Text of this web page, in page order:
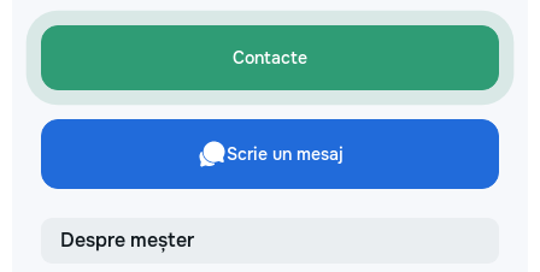
этот мир
заслуживает
Contacte
Scrie un mesaj
Despre meșter